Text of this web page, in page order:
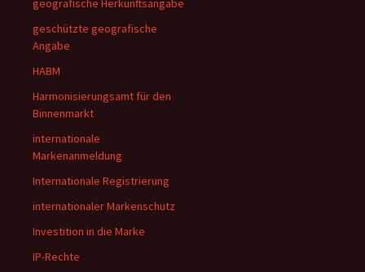
geografische Herkunftsangabe
geschützte geografische
Angabe
HABM
Harmonisierungsamt für den
Binnenmarkt
internationale
Markenanmeldung
Internationale Registrierung
internationaler Markenschutz
Investition in die Marke
IP-Rechte